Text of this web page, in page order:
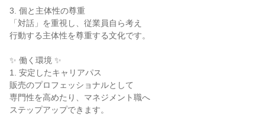
3. 個と主体性の尊重
「対話」を重視し、従業員自ら考え
行動する主体性を尊重する文化です。
✨ 働く環境 ✨
1. 安定したキャリアパス
販売のプロフェッショナルとして
専門性を高めたり、マネジメント職へ
ステップアップできます。